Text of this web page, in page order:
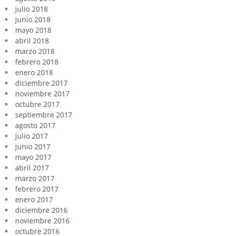
julio 2018
junio 2018
mayo 2018
abril 2018
marzo 2018
febrero 2018
enero 2018
diciembre 2017
noviembre 2017
octubre 2017
septiembre 2017
agosto 2017
julio 2017
junio 2017
mayo 2017
abril 2017
marzo 2017
febrero 2017
enero 2017
diciembre 2016
noviembre 2016
octubre 2016